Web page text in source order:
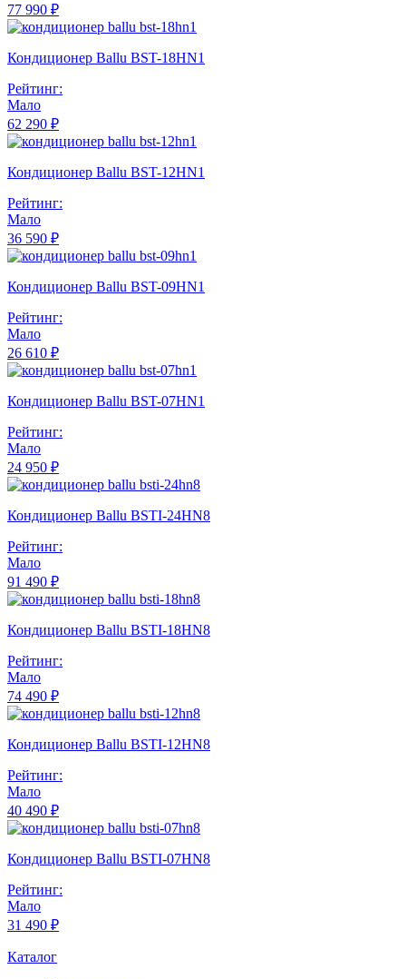
77 990 ₽
Кондиционер Ballu BST-18HN1
Рейтинг:
Мало
62 290 ₽
Кондиционер Ballu BST-12HN1
Рейтинг:
Мало
36 590 ₽
Кондиционер Ballu BST-09HN1
Рейтинг:
Мало
26 610 ₽
Кондиционер Ballu BST-07HN1
Рейтинг:
Мало
24 950 ₽
Кондиционер Ballu BSTI-24HN8
Рейтинг:
Мало
91 490 ₽
Кондиционер Ballu BSTI-18HN8
Рейтинг:
Мало
74 490 ₽
Кондиционер Ballu BSTI-12HN8
Рейтинг:
Мало
40 490 ₽
Кондиционер Ballu BSTI-07HN8
Рейтинг:
Мало
31 490 ₽
Каталог